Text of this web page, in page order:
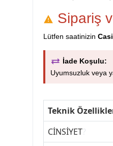
Sipariş
Lütfen saatinizin
İade Koşulu:
Uyumsuzluk veya
Teknik
CİNSİYET